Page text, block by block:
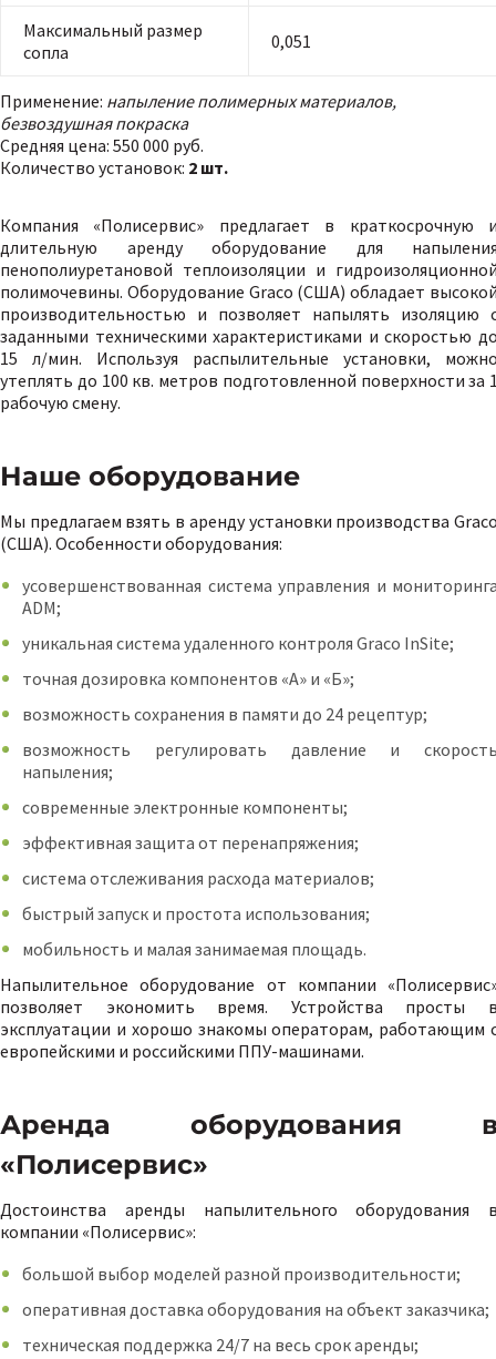
Максимальный размер
сопла
0,051
Применение: напыление полимерных материалов,
безвоздушная покраска
Средняя цена: 550 000 руб.
Количество установок: 2 шт.
Компания «Полисервис» предлагает в краткосрочную
длительную аренду оборудование для
пенополиуретановой теплоизоляции и
полимочевины. Оборудование Graco (США) обладает
производительностью и позволяет напылять изоляцию
заданными техническими характеристиками и скоростью
15 л/мин. Используя распылительные установки,
утеплять до 100 кв. метров подготовленной поверхности за
рабочую смену.
Наше оборудование
Мы предлагаем взять в аренду установки производства
(США). Особенности оборудования:
усовершенствованная система управления и
ADM;
уникальная система удаленного контроля Graco InSite;
точная дозировка компонентов «А» и «Б»;
возможность сохранения в памяти до 24 рецептур;
возможность регулировать давление и
напыления;
современные электронные компоненты;
эффективная защита от перенапряжения;
система отслеживания расхода материалов;
быстрый запуск и простота использования;
мобильность и малая занимаемая площадь.
Напылительное оборудование от компании
позволяет экономить время. Устройства просты
эксплуатации и хорошо знакомы операторам, работающим
европейскими и российскими ППУ-машинами.
Аренда оборудования
«Полисервис»
Достоинства аренды напылительного оборудования
компании «Полисервис»:
большой выбор моделей разной производительности;
оперативная доставка оборудования на объект заказчика;
техническая поддержка 24/7 на весь срок аренды;